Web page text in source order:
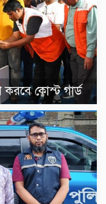
করবে কোস্ট গার্ড